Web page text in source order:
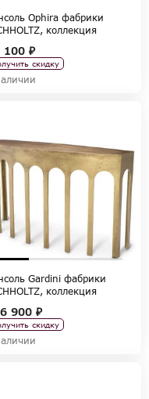
Ophira фабрики
коллекция
100 ₽
скидку
Gardini фабрики
коллекция
900 ₽
скидку